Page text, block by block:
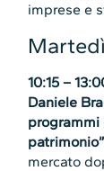
imprese e
10:15 –
Daniele
programmi
patrimonio”
mercato